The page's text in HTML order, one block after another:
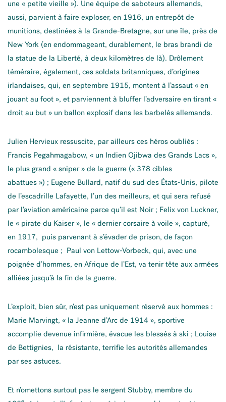
une « petite vieille »). Une équipe de saboteurs allemands,
aussi, parvient à faire exploser, en 1916, un entrepôt de
munitions, destinées à la Grande-Bretagne, sur une île, près de
New York (en endommageant, durablement, le bras brandi de
la statue de la Liberté, à deux kilomètres de là). Drôlement
téméraire, également, ces soldats britanniques, d’origines
irlandaises, qui, en septembre 1915, montent à l’assaut « en
jouant au foot », et parviennent à bluffer l’adversaire en tirant «
droit au but » un ballon explosif dans les barbelés allemands.
Julien Hervieux ressuscite, par ailleurs ces héros oubliés :
Francis Pegahmagabow, « un Indien Ojibwa des Grands Lacs »,
le plus grand « sniper » de la guerre (« 378 cibles
abattues ») ; Eugene Bullard, natif du sud des États-Unis, pilote
de l’escadrille Lafayette, l’un des meilleurs, et qui sera refusé
par l’aviation américaine parce qu’il est Noir ; Felix von Luckner,
le « pirate du Kaiser », le « dernier corsaire à voile », capturé,
en 1917, puis parvenant à s’évader de prison, de façon
rocambolesque ; Paul von Lettow-Vorbeck, qui, avec une
poignée d’hommes, en Afrique de l’Est, va tenir tête aux armées
alliées jusqu’à la fin de la guerre.
L’exploit, bien sûr, n’est pas uniquement réservé aux hommes :
Marie Marvingt, « la Jeanne d’Arc de 1914 », sportive
accomplie devenue infirmière, évacue les blessés à ski ; Louise
de Bettignies, la résistante, terrifie les autorités allemandes
par ses astuces.
Et n’omettons surtout pas le sergent Stubby, membre du